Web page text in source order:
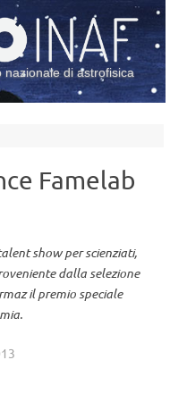
nazionale di astrofisica
Famelab
show per scienziati,
dalla selezione
il premio speciale